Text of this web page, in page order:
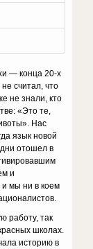
— конца 20-х
считал, что
не знали, кто
«Это те,
Нас
язык новой
дни отошел в
и
мы ни в коем
работу, так
школах.
историю в